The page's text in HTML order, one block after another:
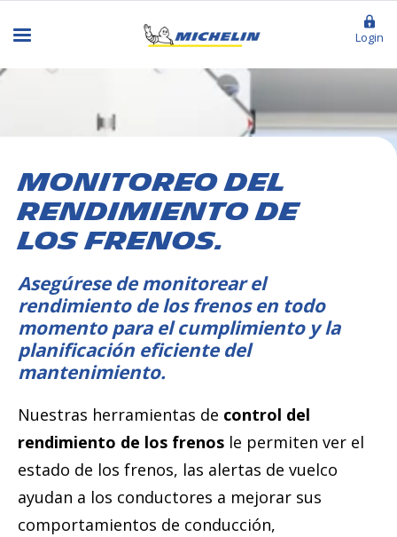
Login
MONITOREO DEL
RENDIMIENTO DE
LOS FRENOS.
Asegúrese de monitorear el
rendimiento de los frenos en todo
momento para el cumplimiento y la
planificación eficiente del
mantenimiento.
Nuestras herramientas de control del
rendimiento de los frenos le permiten ver el
estado de los frenos, las alertas de vuelco
ayudan a los conductores a mejorar sus
comportamientos de conducción,